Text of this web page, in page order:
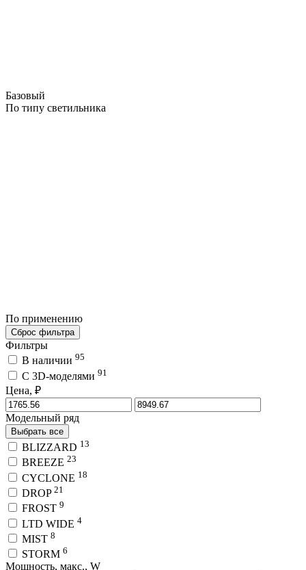
Базовый
По типу светильника
По применению
Сброс фильтра
Фильтры
В наличии 95
C 3D-моделями 91
Цена, ₽
Модельный ряд
Выбрать все
BLIZZARD 13
BREEZE 23
CYCLONE 18
DROP 21
FROST 9
LTD WIDE 4
MIST 8
STORM 6
Мощность, макс., W